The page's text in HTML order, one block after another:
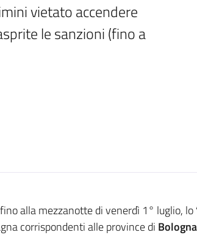
vietato accendere
le sanzioni (fino a
alla mezzanotte di venerdì 1° luglio, lo
corrispondenti alle province di Bologna